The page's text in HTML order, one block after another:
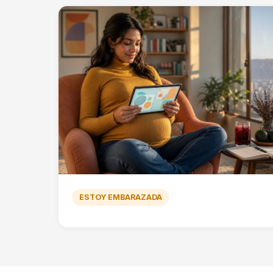
ESTOY EMBARAZADA